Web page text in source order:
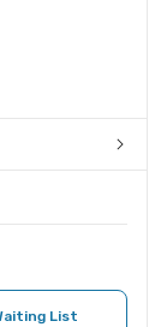
List